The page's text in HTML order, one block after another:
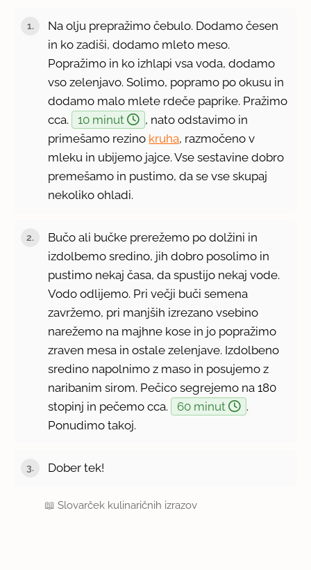
Na olju prepražimo čebulo. Dodamo česen
in ko zadiši, dodamo mleto meso.
Popražimo in ko izhlapi vsa voda, dodamo
vso zelenjavo. Solimo, popramo po okusu in
dodamo malo mlete rdeče paprike. Pražimo
cca.
10 minut
, nato odstavimo in
primešamo rezino kruha, razmočeno v
mleku in ubijemo jajce. Vse sestavine dobro
premešamo in pustimo, da se vse skupaj
nekoliko ohladi.
Bučo ali bučke prerežemo po dolžini in
izdolbemo sredino, jih dobro posolimo in
pustimo nekaj časa, da spustijo nekaj vode.
Vodo odlijemo. Pri večji buči semena
zavržemo, pri manjših izrezano vsebino
narežemo na majhne kose in jo popražimo
zraven mesa in ostale zelenjave. Izdolbeno
sredino napolnimo z maso in posujemo z
naribanim sirom. Pečico segrejemo na 180
stopinj in pečemo cca.
60 minut
.
Ponudimo takoj.
Dober tek!
📖Slovarček kulinaričnih izrazov